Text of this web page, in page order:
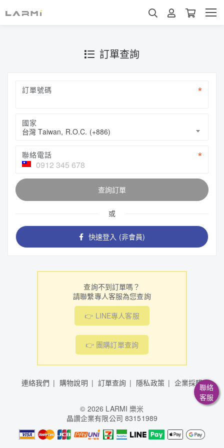
訂單查詢
訂單號碼
國家
台灣 Taiwan, R.O.C. (+886)
聯絡電話
查詢訂單
或
快速登入 (非會員)
查詢不到訂單嗎？
請聯繫專人客服為您查詢
👉 LINE專人客服
👉 團購訂單查詢
連絡我們 購物說明 訂單查詢 隱私政策 企業採購
© 2026 LARMI 樂米
晶讚企業有限公司 83151989
聯絡
客服